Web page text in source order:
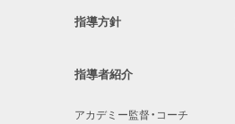
指導方針
指導者紹介
アカデミー監督・コーチ